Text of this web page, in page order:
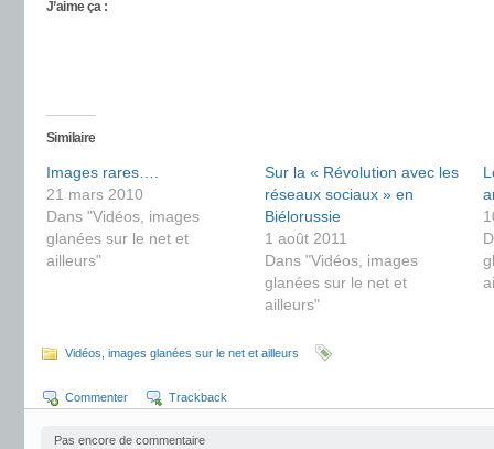
J’aime ça :
Similaire
Images rares….
21 mars 2010
Dans "Vidéos, images
glanées sur le net et
ailleurs"
Sur la « Révolution avec les
réseaux sociaux » en
Biélorussie
1 août 2011
Dans "Vidéos, images
glanées sur le net et
ailleurs"
Vidéos, images glanées sur le net et ailleurs
Commenter Trackback
Pas encore de commentaire